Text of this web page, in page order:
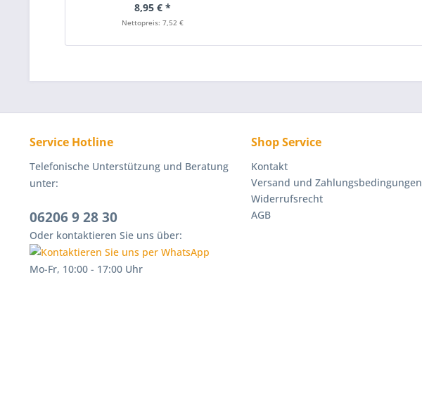
8,95 € *
Nettopreis: 7,52 €
Service Hotline
Telefonische Unterstützung und Beratung
unter:
06206 9 28 30
Oder kontaktieren Sie uns über:
Mo-Fr, 10:00 - 17:00 Uhr
Shop Service
Kontakt
Versand und Zahlungsbedingungen
Widerrufsrecht
AGB